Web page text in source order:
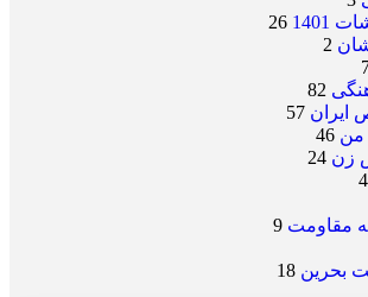
26
2
82
ایران 57
من 46
زن 24
مقاومت 9
بحرین 18